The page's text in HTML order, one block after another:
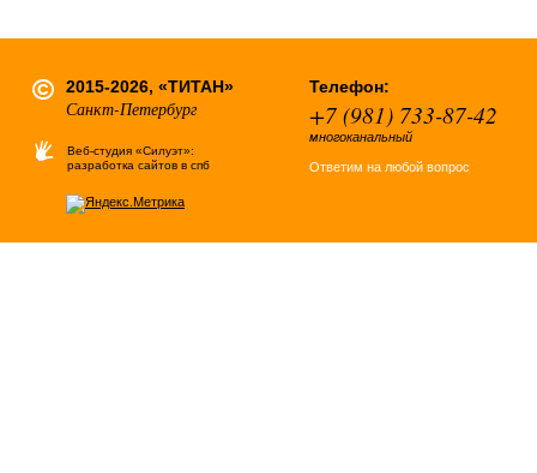
2015-2026, «ТИТАН»
Санкт-Петербург
Веб-студия «Силуэт»:
разработка сайтов в спб
Телефон:
+7 (981) 733-87-42
многоканальный
Ответим на любой вопрос